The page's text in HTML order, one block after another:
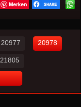
Merken
20977 20978
21805